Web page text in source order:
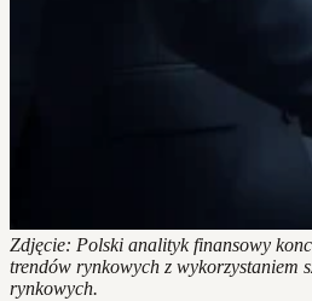
Zdjęcie: Polski analityk finansowy
trendów rynkowych z wykorzystaniem
rynkowych.